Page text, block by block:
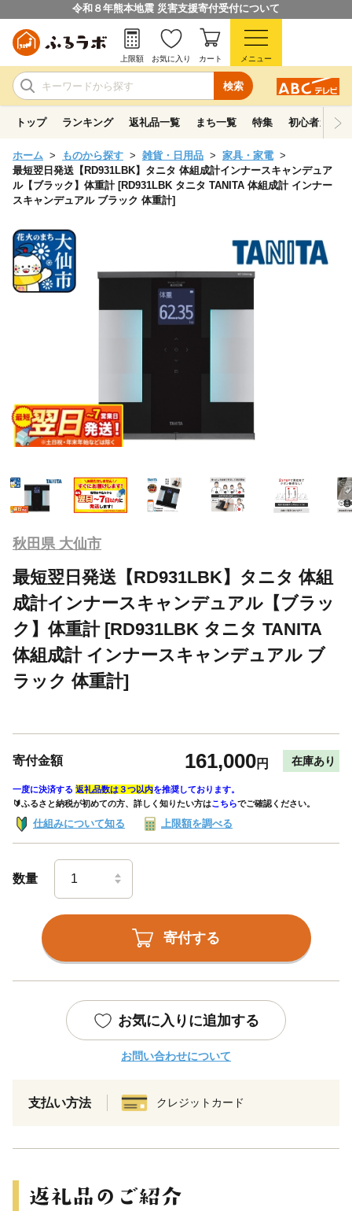
令和８年熊本地震 災害支援寄付受付について
検索
上限額 お気に入り カート メニュー
トップ ランキング 返礼品一覧 まち一覧 特集 初心者ガイド
ホーム ものから探す 雑貨・日用品
家具・家電
最短翌日発送【RD931LBK】タニタ 体組成計インナースキャンデュア
ル【ブラック】体重計 [RD931LBK タニタ TANITA 体組成計 インナー
スキャンデュアル ブラック 体重計]
秋田県 大仙市
最短翌日発送【RD931LBK】タニタ 体組
成計インナースキャンデュアル【ブラッ
ク】体重計 [RD931LBK タニタ TANITA
体組成計 インナースキャンデュアル ブ
ラック 体重計]
寄付金額 161,000円 在庫あり
一度に決済する 返礼品数は３つ以内を推奨しております。
🔰ふるさと納税が初めての方、詳しく知りたい方はこちらでご確認ください。
仕組みについて知る 上限額を調べる
数量
寄付する
お気に入りに追加する
お問い合わせについて
支払い方法 クレジットカード